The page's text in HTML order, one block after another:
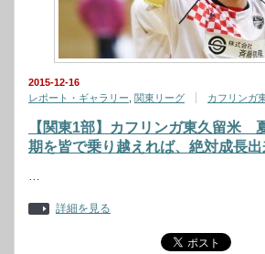
2015-12-16
レポート・ギャラリー 関東リーグ カフリンガ
【関東1部】カフリンガ東久留米
期を皆で乗り越えれば、絶対成長出
…
詳細を見る